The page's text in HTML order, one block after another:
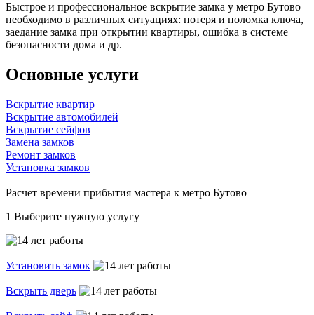
Быстрое и профессиональное вскрытие замка у метро Бутово
необходимо в различных ситуациях: потеря и поломка ключа,
заедание замка при открытии квартиры, ошибка в системе
безопасности дома и др.
Основные услуги
Вскрытие квартир
Вскрытие автомобилей
Вскрытие сейфов
Замена замков
Ремонт замков
Установка замков
Расчет времени прибытия мастера к метро Бутово
1 Выберите нужную услугу
Установить замок
Вскрыть дверь